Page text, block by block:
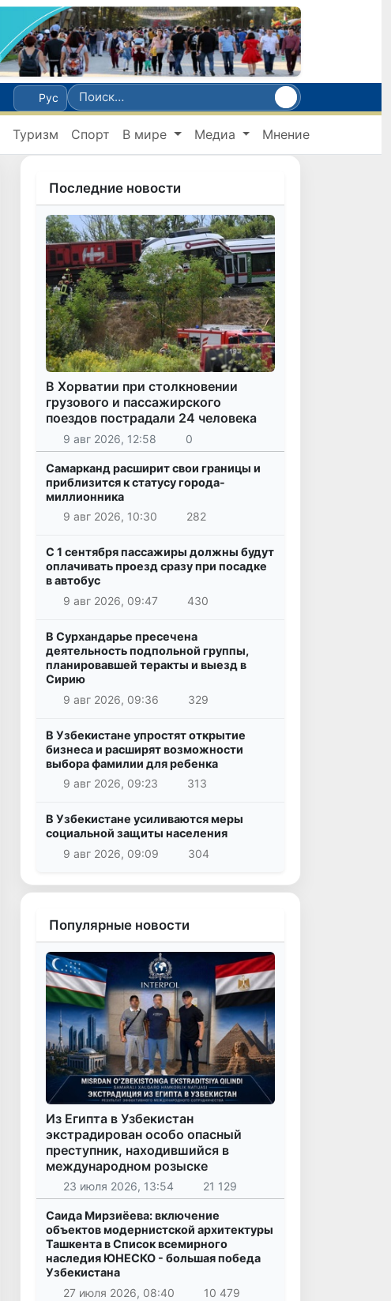
Рус
Туризм Спорт В мире Медиа Мнение
Последние новости
В Хорватии при столкновении
грузового и пассажирского
поездов пострадали 24 человека
9 авг 2026, 12:58 0
Самарканд расширит свои границы и
приблизится к статусу города-
миллионника
9 авг 2026, 10:30
282
С 1 сентября пассажиры должны будут
оплачивать проезд сразу при посадке
в автобус
9 авг 2026, 09:47
430
В Сурхандарье пресечена
деятельность подпольной группы,
планировавшей теракты и выезд в
Сирию
9 авг 2026, 09:36
329
В Узбекистане упростят открытие
бизнеса и расширят возможности
выбора фамилии для ребенка
9 авг 2026, 09:23
313
В Узбекистане усиливаются меры
социальной защиты населения
9 авг 2026, 09:09
304
Популярные новости
Из Египта в Узбекистан
экстрадирован особо опасный
преступник, находившийся в
международном розыске
23 июля 2026, 13:54 21 129
Саида Мирзиёева: включение
объектов модернистской архитектуры
Ташкента в Список всемирного
наследия ЮНЕСКО - большая победа
Узбекистана
27 июля 2026, 08:40
10 479